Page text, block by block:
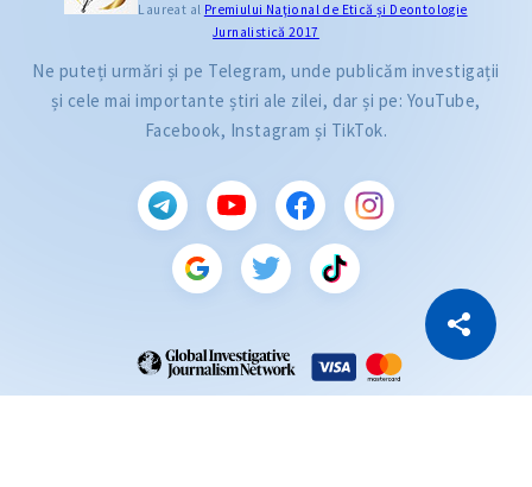
Copiază Link
Laureat al Premiului Naţional de Etică și Deontologie
Jurnalistică 2017
Ne puteți urmări și pe Telegram, unde publicăm investigații
și cele mai importante știri ale zilei, dar și pe: YouTube,
Facebook, Instagram și TikTok.